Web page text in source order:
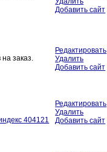
Добавить сайт
заказ.
Редактировать
Удалить
Добавить сайт
404121
Редактировать
Удалить
Добавить сайт